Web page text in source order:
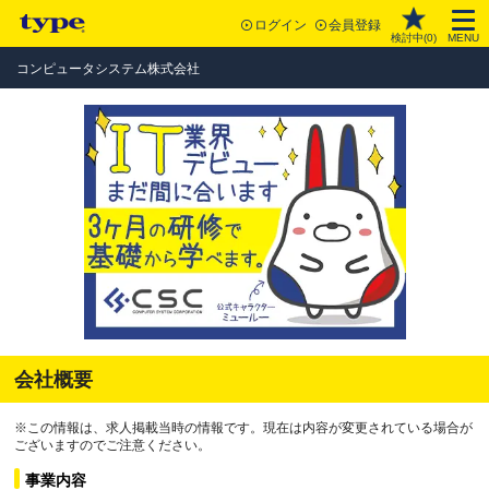
ログイン 会員登録
検討中(0) MENU
コンピュータシステム株式会社
会社概要
※この情報は、求人掲載当時の情報です。現在は内容が変更されている場合が
ございますのでご注意ください。
事業内容